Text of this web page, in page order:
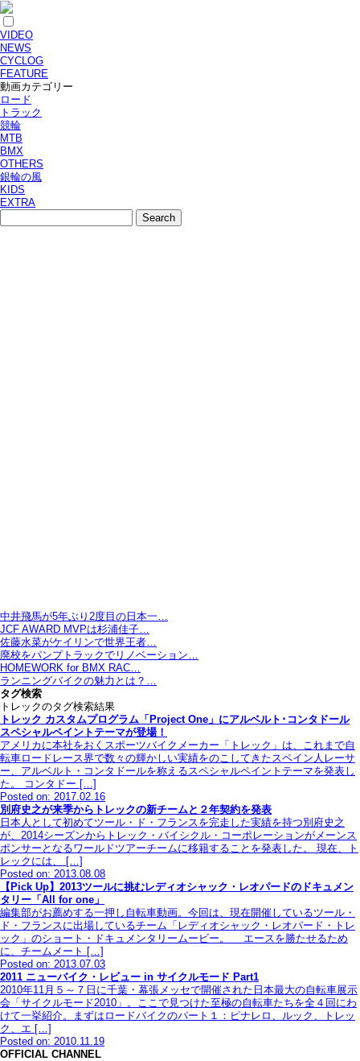
VIDEO
NEWS
CYCLOG
FEATURE
動画カテゴリー
ロード
トラック
競輪
MTB
BMX
OTHERS
銀輪の風
KIDS
EXTRA
中井飛馬が5年ぶり2度目の日本一…
JCF AWARD MVPは杉浦佳子…
佐藤水菜がケイリンで世界王者…
廃校をパンプトラックでリノベーション…
HOMEWORK for BMX RAC…
ランニングバイクの魅力とは？…
タグ検索
トレックのタグ検索結果
トレック カスタムプログラム「Project One」にアルベルト･コンタドール
スペシャルペイントテーマが登場！
アメリカに本社をおくスポーツバイクメーカー「トレック」は、これまで自
転車ロードレース界で数々の輝かしい実績をのこしてきたスペイン人レーサ
ー、アルベルト・コンタドールを称えるスペシャルペイントテーマを発表し
た。 コンタドー […]
Posted on: 2017.02.16
別府史之が来季からトレックの新チームと２年契約を発表
日本人として初めてツール・ド・フランスを完走した実績を持つ別府史之
が、2014シーズンからトレック・バイシクル・コーポレーションがメーンス
ポンサーとなるワールドツアーチームに移籍することを発表した。 現在、ト
レックには、 […]
Posted on: 2013.08.08
【Pick Up】2013ツールに挑むレディオシャック・レオパードのドキュメン
タリー「All for one」
編集部がお薦めする一押し自転車動画。今回は、現在開催しているツール・
ド・フランスに出場しているチーム「レディオシャック・レオパード・トレ
ック」のショート・ドキュメンタリームービー。 エースを勝たせるため
に、チームメート […]
Posted on: 2013.07.03
2011 ニューバイク・レビュー in サイクルモード Part1
2010年11月５～７日に千葉・幕張メッセで開催された日本最大の自転車展示
会「サイクルモード2010」。ここで見つけた至極の自転車たちを全４回にわ
けて一挙紹介。まずはロードバイクのパート１：ピナレロ、ルック、トレッ
ク、エ […]
Posted on: 2010.11.19
OFFICIAL CHANNEL